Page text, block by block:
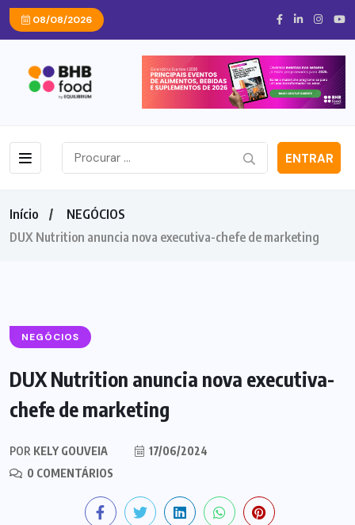
08/08/2026
ENTRAR
Início
NEGÓCIOS
DUX Nutrition anuncia nova executiva-chefe de marketing
NEGÓCIOS
DUX Nutrition anuncia nova executiva-
chefe de marketing
POR KELY GOUVEIA
17/06/2024
0 COMENTÁRIOS